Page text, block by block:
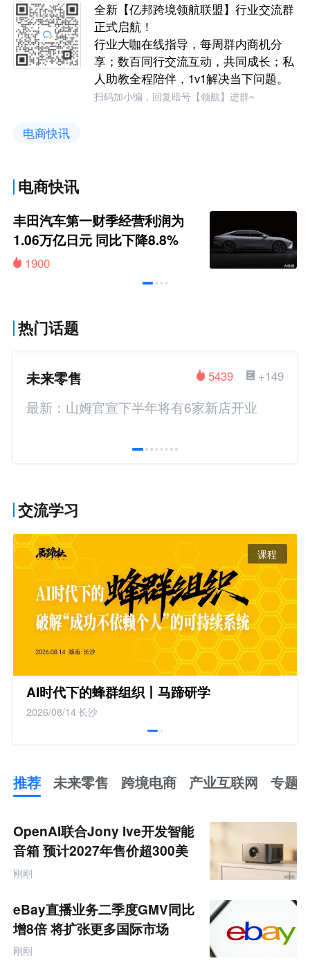
全新【亿邦跨境领航联盟】行业交流群
正式启航！
行业大咖在线指导，每周群内商机分
享；数百同行交流互动，共同成长；私
人助教全程陪伴，1v1解决当下问题。
扫码加小编，回复暗号【领航】进群~
电商快讯
电商快讯
丰田汽车第一财季经营利润为
1.06万亿日元 同比下降8.8%
1900
热门话题
未来零售 +149
5439
最新：山姆官宣下半年将有6家新店开业
交流学习
课程
AI时代下的蜂群组织丨马蹄研学
2026/08/14长沙
推荐 未来零售 跨境电商 产业互联网 专题
来
零
售
跨
境
产
业
互
联
网
OpenAI联合Jony Ive开发智能
音箱 预计2027年售价超300美
元
刚刚
eBay直播业务二季度GMV同比
增8倍 将扩张更多国际市场
刚刚